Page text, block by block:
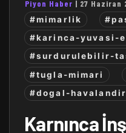
Piyon Haber | 27 Haziran
#mimarlik
#karinca-yuvasi-
#surdurulebilir-
#tugla-mimari
#dogal-
Karnınca